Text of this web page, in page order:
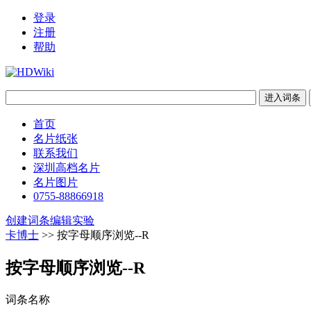
登录
注册
帮助
首页
名片纸张
联系我们
深圳高档名片
名片图片
0755-88866918
创建词条编辑实验
卡博士 >> 按字母顺序浏览--R
按字母顺序浏览--R
词条名称